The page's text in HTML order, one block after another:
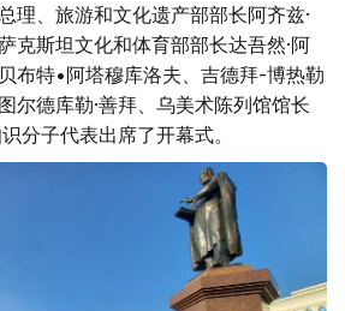
理、旅游和文化遗产部部长阿齐兹·
克斯坦文化和体育部部长达吾然·阿
布特•阿塔穆库洛夫、吉德拜-博热勒
尔德库勒·善拜、乌美术陈列馆馆长
分子代表出席了开幕式。